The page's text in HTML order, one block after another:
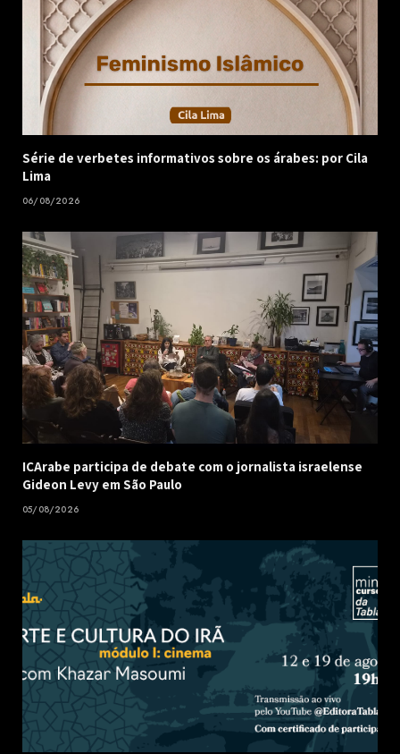
Série de verbetes informativos sobre os árabes: por Cila
Lima
06/08/2026
ICArabe participa de debate com o jornalista israelense
Gideon Levy em São Paulo
05/08/2026